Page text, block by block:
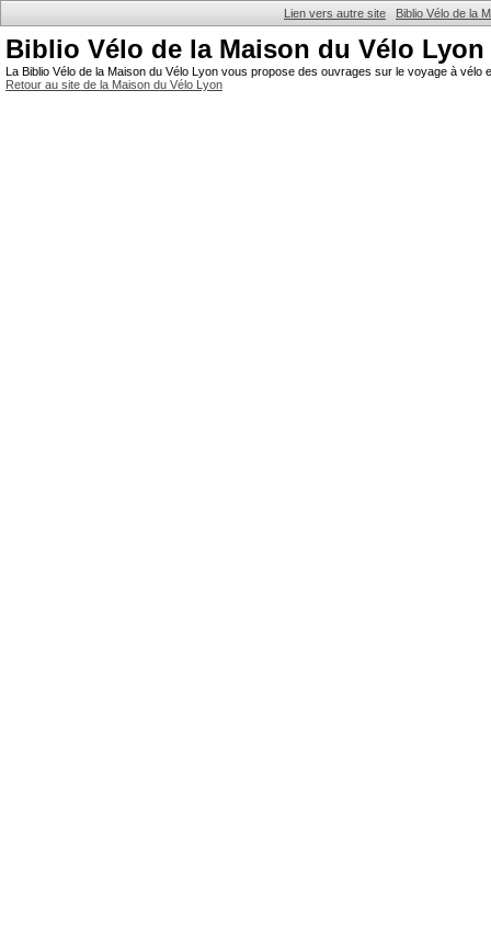
Lien vers autre site Biblio Vélo de la
Biblio Vélo de la Maison du Vélo Lyon
La Biblio Vélo de la Maison du Vélo Lyon vous propose des ouvrages sur le voyage à
Retour au site de la Maison du Vélo Lyon